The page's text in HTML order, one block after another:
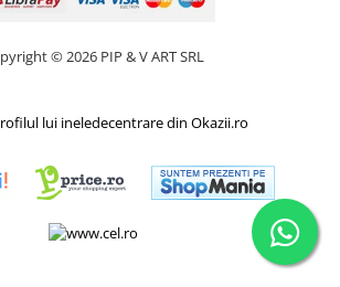
© 2026 PIP & V ART SRL